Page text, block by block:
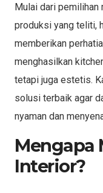
Mulai dari
produksi yang teliti,
memberikan
menghasilkan
tetapi juga estetis.
solusi terbaik agar
nyaman dan
Mengapa
Interior?